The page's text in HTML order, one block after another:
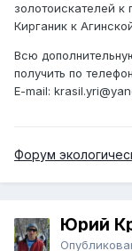
золотоискателей
Кирганик к
Всю
получить по
E-mail:
Форум
Юрий